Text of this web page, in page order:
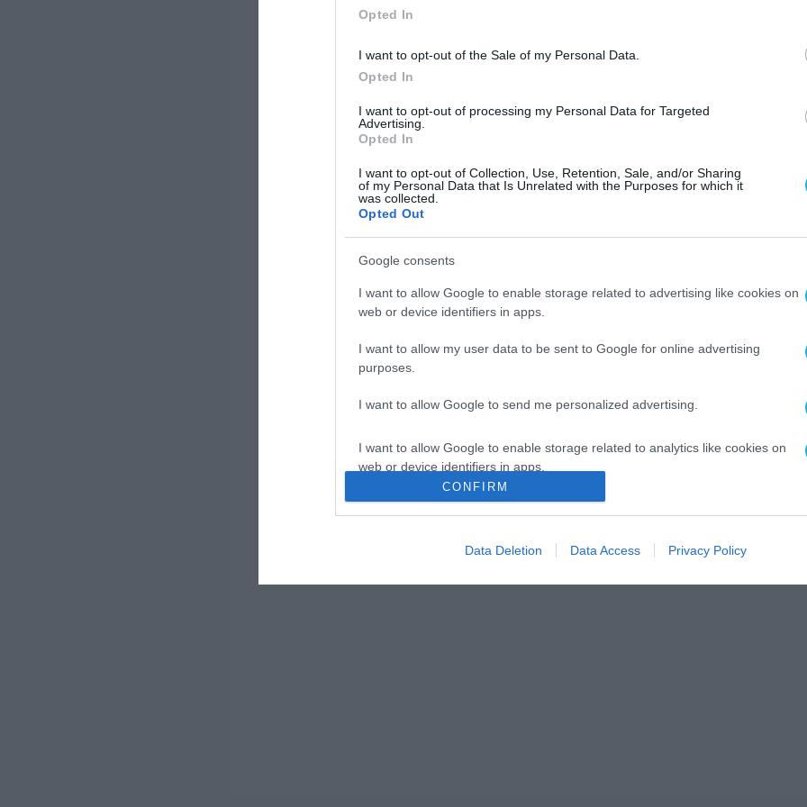
Opted In
I want to opt-out of the Sale of my Personal Data.
Opted In
I want to opt-out of processing my Personal Data for Targeted
Advertising.
Opted In
I want to opt-out of Collection, Use, Retention, Sale, and/or Sharing
of my Personal Data that Is Unrelated with the Purposes for which it
was collected.
Opted Out
Google consents
I want to allow Google to enable storage related to advertising like cookies on
web or device identifiers in apps.
I want to allow my user data to be sent to Google for online advertising
purposes.
I want to allow Google to send me personalized advertising.
I want to allow Google to enable storage related to analytics like cookies on
web or device identifiers in apps.
I want to allow Google to enable storage related to functionality of the website
I want to allow Google to enable storage related to personalization.
CONFIRM
Data Deletion Data Access Privacy Policy